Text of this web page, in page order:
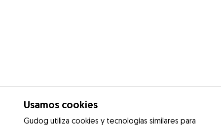
Usamos cookies
Gudog utiliza cookies y tecnologías similares para